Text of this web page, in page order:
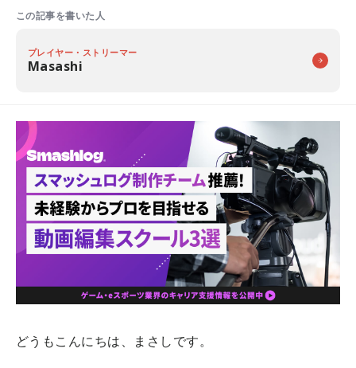
この記事を書いた人
プレイヤー・ストリーマー
Masashi
どうもこんにちは、まさしです。